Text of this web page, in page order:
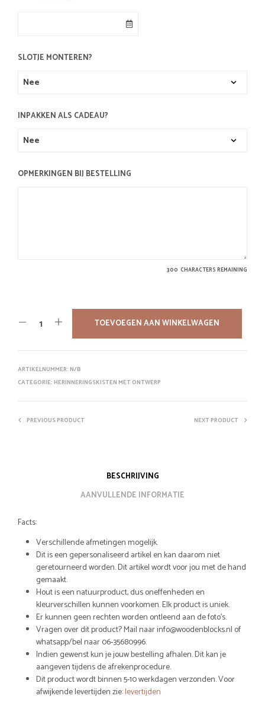
SLOTJE MONTEREN?
INPAKKEN ALS CADEAU?
OPMERKINGEN BIJ BESTELLING
300 CHARACTERS REMAINING
TOEVOEGEN AAN WINKELWAGEN
ARTIKELNUMMER:N/B
CATEGORIE:HERINNERINGSKISTEN MET ONTWERP
PREVIOUS PRODUCT NEXT PRODUCT
BESCHRIJVING
AANVULLENDE INFORMATIE
Facts:
Verschillende afmetingen mogelijk.
Dit is een gepersonaliseerd artikel en kan daarom niet
geretourneerd worden. Dit artikel wordt voor jou met de hand
gemaakt.
Hout is een natuurproduct, dus oneffenheden en
kleurverschillen kunnen voorkomen. Elk product is uniek.
Er kunnen geen rechten worden ontleend aan de foto’s.
Vragen over dit product? Mail naar info@woodenblocks.nl of
whatsapp/bel naar 06-35680996.
Indien gewenst kun je jouw bestelling afhalen. Dit kan je
aangeven tijdens de afrekenprocedure.
Dit product wordt binnen 5-10 werkdagen verzonden. Voor
afwijkende levertijden zie:levertijden